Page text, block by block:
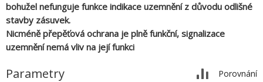
bohužel nefunguje funkce indikace uzemnění z důvodu odlišné
stavby zásuvek.
Nicméně přepěťová ochrana je plně funkční, signalizace
uzemnění nemá vliv na její funkci
Parametry Porovnání